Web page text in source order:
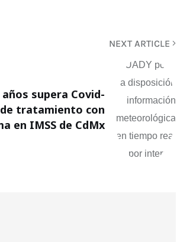
NEXT ARTICLE
supera Covid-
tratamiento con
en IMSS de CdMx